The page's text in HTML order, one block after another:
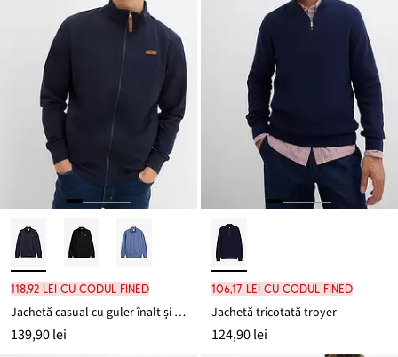
118,92 lei cu codul FINED
Jachetă casual cu guler înalt și detalii din imitație de piele
139,90 lei
106,17 lei cu codul FINED
Jachetă tricotată troyer
124,90 lei